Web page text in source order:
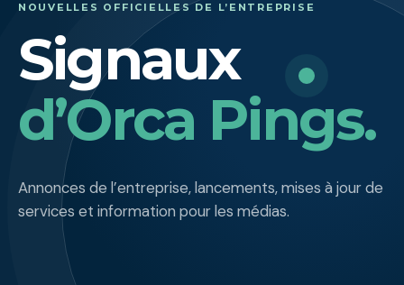
NOUVELLES OFFICIELLES DE L’ENTREPRISE
Signaux
d’Orca Pings.
Annonces de l’entreprise, lancements, mises à jour de
services et information pour les médias.